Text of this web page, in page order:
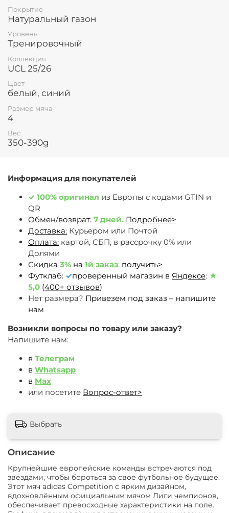
Информация для покупателей
✓ 100% оригинал из Европы c кодами GTIN и
QR
Обмен/возврат: 7 дней. Подробнее>
Доставка: Курьером или Почтой
Оплата: картой, СБП, в рассрочку 0% или
Долями
Скидка 3% на 1й заказ: получить>
Футклаб: ✓проверенный магазин в Яндексе: ★
5,0 (400+ отзывов)
Нет размера? Привезем под заказ – напишите
нам
Возникли вопросы по товару или заказу?
Напишите нам:
в Телеграм
в Whatsapp
в Max
или посетите Вопрос-ответ>
Описание
Крупнейшие европейские команды встречаются под
звёздами, чтобы бороться за своё футбольное будущее.
Этот мяч adidas Competition с ярким дизайном,
вдохновлённым официальным мячом Лиги чемпионов,
обеспечивает превосходные характеристики на поле.
Покрытие
Натуральный газон
Уровень
Тренировочный
Коллекция
UCL 25/26
Цвет
белый, синий
Размер мяча
4
Вес
350-390g
Выбрать